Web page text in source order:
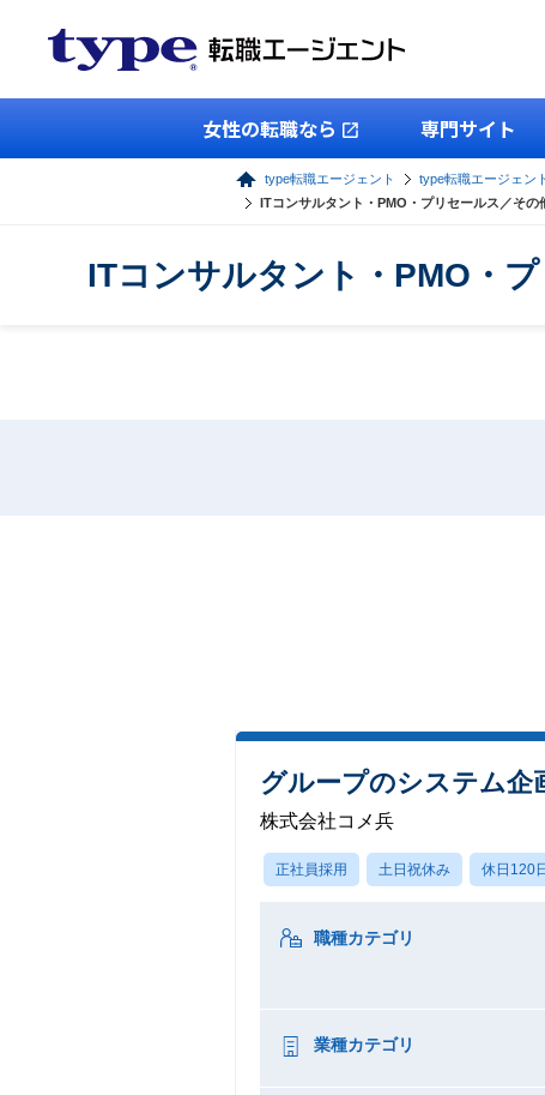
女性の転職なら 専門サイト
type転職エージェント type転職エージェン
ITコンサルタント・PMO・プリセールス／そ
ITコンサルタント・PMO・
グループのシステム企
株式会社コメ兵
正社員採用 土日祝休み 休日120
職種カテゴリ
業種カテゴリ